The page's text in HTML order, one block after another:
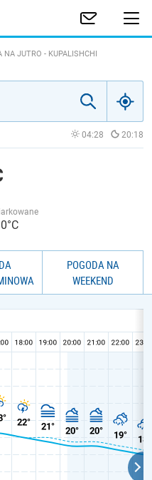
NA JUTRO - KUPALISHCHI
04:28 20:18
POGODA NA
WEEKEND